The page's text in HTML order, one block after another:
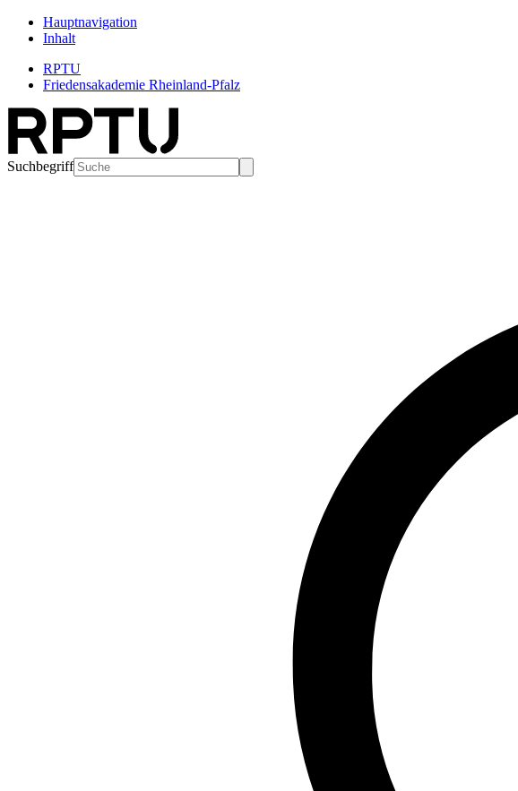
Hauptnavigation
Inhalt
RPTU
Friedensakademie Rheinland-Pfalz
Suchbegriff